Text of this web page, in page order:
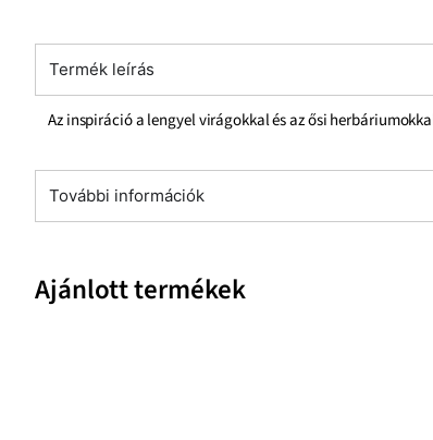
Termék leírás
Az inspiráció a lengyel virágokkal és az ősi
További információk
Ajánlott termékek